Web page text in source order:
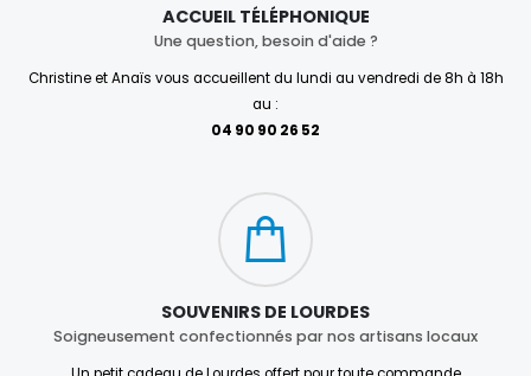
ACCUEIL TÉLÉPHONIQUE
Une question, besoin d'aide ?
Christine et Anaïs vous accueillent du lundi au vendredi de 8h à 18h
au :
04 90 90 26 52
SOUVENIRS DE LOURDES
Soigneusement confectionnés par nos artisans locaux